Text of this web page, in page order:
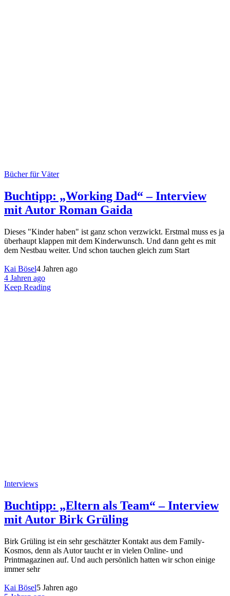
Bücher für Väter
Buchtipp: „Working Dad“ – Interview
mit Autor Roman Gaida
Dieses "Kinder haben" ist ganz schon verzwickt. Erstmal muss es ja
überhaupt klappen mit dem Kinderwunsch. Und dann geht es mit
dem Nestbau weiter. Und schon tauchen gleich zum Start
Kai Bösel4 Jahren ago
4 Jahren ago
Keep Reading
Interviews
Buchtipp: „Eltern als Team“ – Interview
mit Autor Birk Grüling
Birk Grüling ist ein sehr geschätzter Kontakt aus dem Family-
Kosmos, denn als Autor taucht er in vielen Online- und
Printmagazinen auf. Und auch persönlich hatten wir schon einige
immer sehr
Kai Bösel5 Jahren ago